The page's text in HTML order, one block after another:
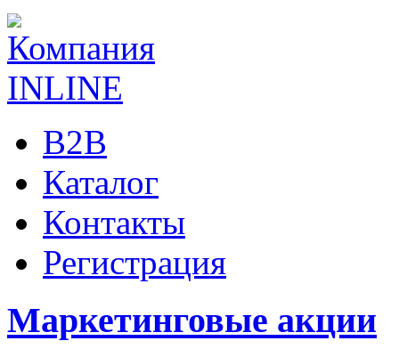
B2B
Каталог
Контакты
Регистрация
Маркетинговые акции